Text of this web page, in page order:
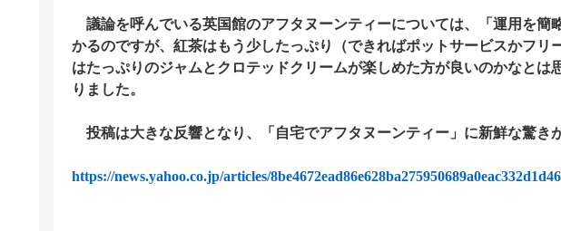
議論を呼んでいる英国館のアフタヌーンティーについては、「運用を簡
かるのですが、紅茶はもう少したっぷり（できればポットサービスかフリ
はたっぷりのジャムとクロテッドクリームが楽しめた方が良いのかなとは
りました。
投稿は大きな反響となり、「自宅でアフタヌーンティー」に新鮮な驚き
https://news.yahoo.co.jp/articles/8be4672ead86e628ba275950689a0eac332d1d46